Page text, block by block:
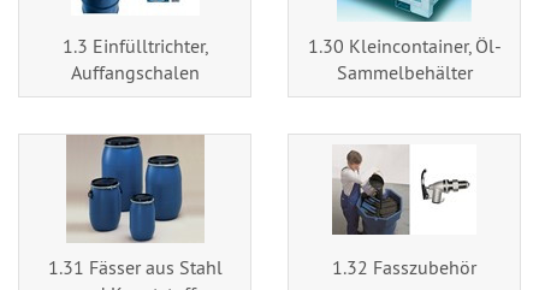
1.3 Einfülltrichter,
Auffangschalen
1.30 Kleincontainer, Öl-
Sammelbehälter
1.31 Fässer aus Stahl
1.32 Fasszubehör